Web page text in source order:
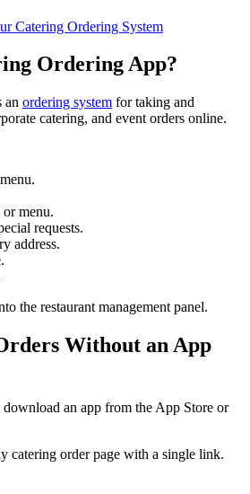
Catering Ordering System
Ordering App?
an ordering system for taking and
catering, and event orders online.
or menu.
requests.
address.
the restaurant management panel.
Without an App
download an app from the App Store or
catering order page with a single link.